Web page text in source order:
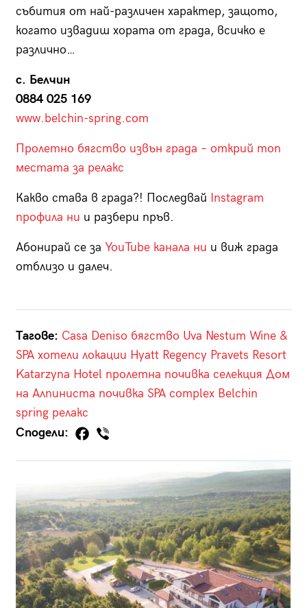
събития от най-различен характер, защото,
когато извадиш хората от града, всичко е
различно…
с. Белчин
0884 025 169
www.belchin-spring.com
Пролетно бягство извън града – открий топ
местата за релакс
Какво става в града?! Последвай Instagram
профила ни и разбери пръв.
Абонирай се за YouTube канала ни и виж града
отблизо и далеч.
Тагове: Casa Deniso бягство Uva Nestum Wine &
SPA хотели локации Hyatt Regency Pravets Resort
Katarzyna Hotel пролетна почивка селекция Дом
на Алпиниста почивка SPA complex Belchin
spring релакс
Сподели: